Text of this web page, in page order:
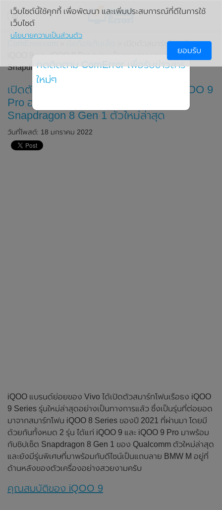
» เปิดตัวสมาร์ทโฟนเรือธง
iQOO 9 และ iQOO 9 Pro อย่างเป็นทางการ มาพร้อมชิปเซ็ต
Snapdragon 8 Gen 1 ตัวใหม่ล่าสุด
เปิดตัวสมาร์ทโฟนเรือธง iQOO 9 และ iQOO 9
Pro อย่างเป็นทางการ มาพร้อมชิปเซ็ต
Snapdragon 8 Gen 1 ตัวใหม่ล่าสุด
วันที่โพสต์: 18 มกราคม 2022
iQOO แบรนด์ย่อยของ Vivo ได้เปิดตัวสมาร์ทโฟนเรือธง iQOO
9 Series รุ่นใหม่ล่าสุดอย่างเป็นทางการแล้ว ซึ่งเป็นรุ่นที่ต่อยอด
มาจากสมาร์ทโฟน iQOO 8 Series ของปี 2021 ที่ผ่านมา โดยมี
ด้วยกันทั้งหมด 2 รุ่น ได้แก่ iQOO 9 และ iQOO 9 Pro มาพร้อม
กับชิปเซ็ต Snapdragon 8 Gen 1 ของ Qualcomm ตัวใหม่ล่าสุด
และยังมีรุ่นพิเศษที่มาพร้อมกับดีไซน์เป็นแถบลาย BMW M อยู่ที่
ด้านหลังของตัวเครื่องอย่างสวยงามครับ
คุณสมบัติของ iQOO 9
เว็บไซต์นี้ใช้คุกกี้ เพื่อพัฒนา และเพิ่มประสบการณ์ที่ดีในการใช้
เว็บไซต์
นโยบายความเป็นส่วนตัว
ยอมรับ
กดติดตาม ComError เพื่อรับข่าวสาร
ใหม่ๆ